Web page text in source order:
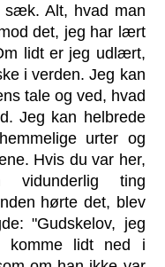
sæk. Alt, hvad man
det, jeg har lært
lidt er jeg udlært,
i verden. Jeg kan
tale og ved, hvad
Jeg kan helbrede
urter og
Hvis du var her,
ting
hørte det, blev
"Gudskelov, jeg
komme lidt ned i